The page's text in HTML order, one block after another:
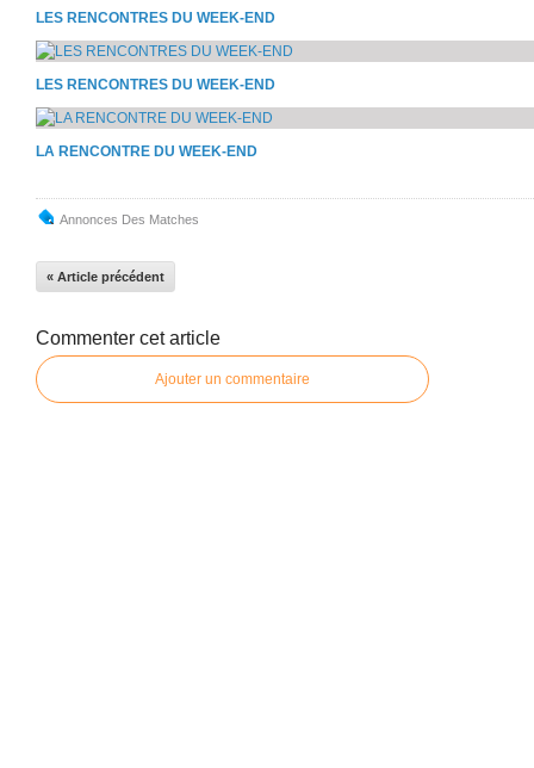
LES RENCONTRES DU WEEK-END
LES RENCONTRES DU WEEK-END
LA RENCONTRE DU WEEK-END
Annonces Des Matches
« Article précédent
Commenter cet article
Ajouter un commentaire